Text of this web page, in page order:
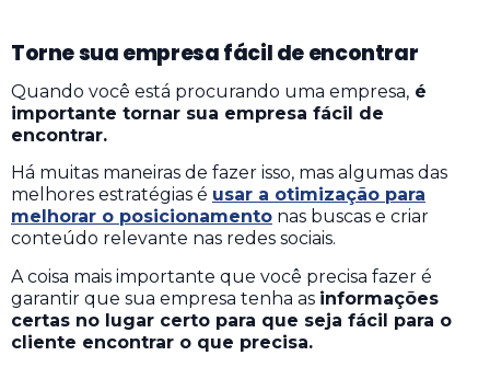
Torne sua empresa fácil de encontrar
Quando você está procurando uma empresa, é
importante tornar sua empresa fácil de
encontrar.
Há muitas maneiras de fazer isso, mas algumas das
melhores estratégias é usar a otimização para
melhorar o posicionamento nas buscas e criar
conteúdo relevante nas redes sociais.
A coisa mais importante que você precisa fazer é
garantir que sua empresa tenha as informações
certas no lugar certo para que seja fácil para o
cliente encontrar o que precisa.